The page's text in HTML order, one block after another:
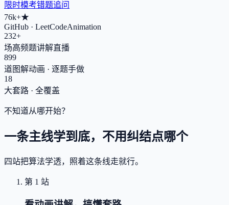
限时模考错题追问
76k+★
GitHub · LeetCodeAnimation
232+
场高频题讲解直播
899
道图解动画 · 逐题手做
18
大套路 · 全覆盖
不知道从哪开始？
一条主线学到底，不用纠结点哪个
四站把算法学透，照着这条线走就行。
第 1 站